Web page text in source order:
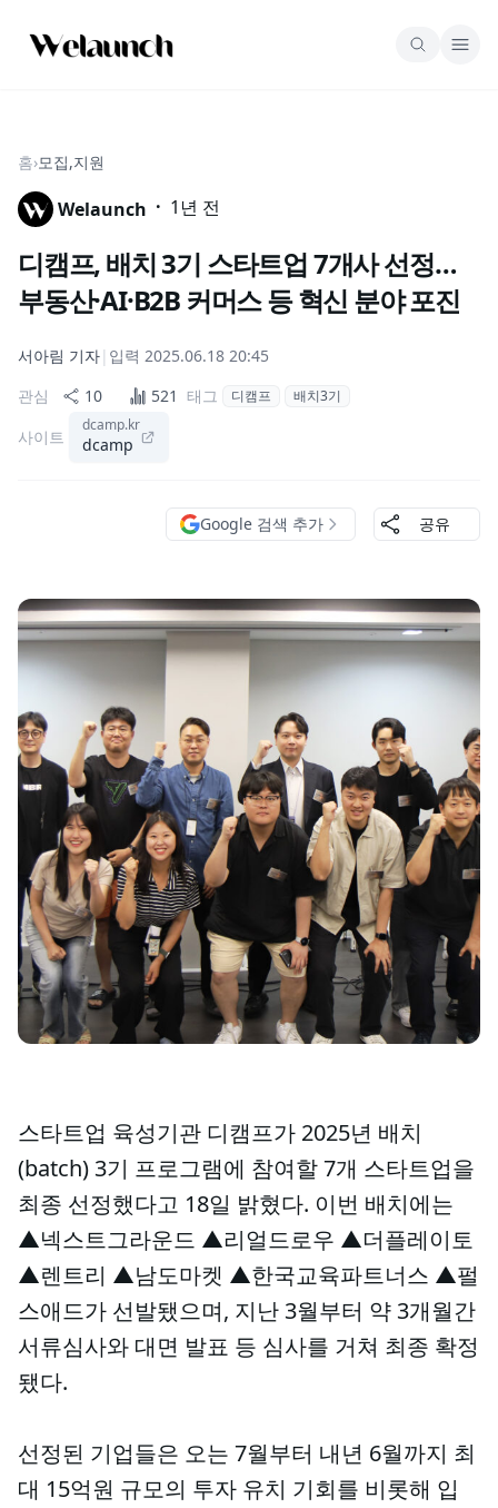
홈›모집,지원
Welaunch · 1년 전
디캠프, 배치 3기 스타트업 7개사 선정…
부동산·AI·B2B 커머스 등 혁신 분야 포진
서아림 기자| 입력 2025.06.18 20:45
관심
10 521 태그 디캠프 배치3기
사이트
dcamp.kr
dcamp
Google 검색 추가 공유
스타트업 육성기관 디캠프가 2025년 배치
(batch) 3기 프로그램에 참여할 7개 스타트업을
최종 선정했다고 18일 밝혔다. 이번 배치에는
▲넥스트그라운드 ▲리얼드로우 ▲더플레이토
▲렌트리 ▲남도마켓 ▲한국교육파트너스 ▲펄
스애드가 선발됐으며, 지난 3월부터 약 3개월간
서류심사와 대면 발표 등 심사를 거쳐 최종 확정
됐다.
선정된 기업들은 오는 7월부터 내년 6월까지 최
대 15억원 규모의 투자 유치 기회를 비롯해 입